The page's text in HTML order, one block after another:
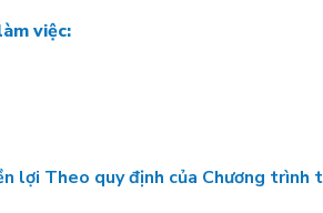
việc:
lợi Theo quy định của Chương